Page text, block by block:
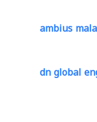
ambius
dn global